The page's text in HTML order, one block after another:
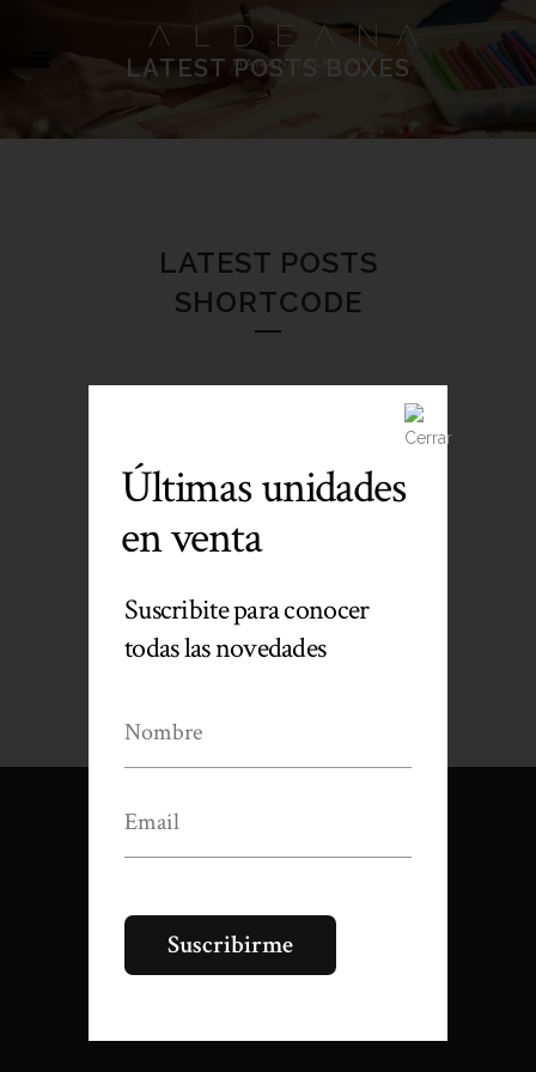
LATEST POSTS BOXES
LATEST POSTS
SHORTCODE
Carefully crafted elements come
together into one amazing design.
+(598) 99 670 070
Últimas unidades
en venta
Suscribite para conocer
todas las novedades